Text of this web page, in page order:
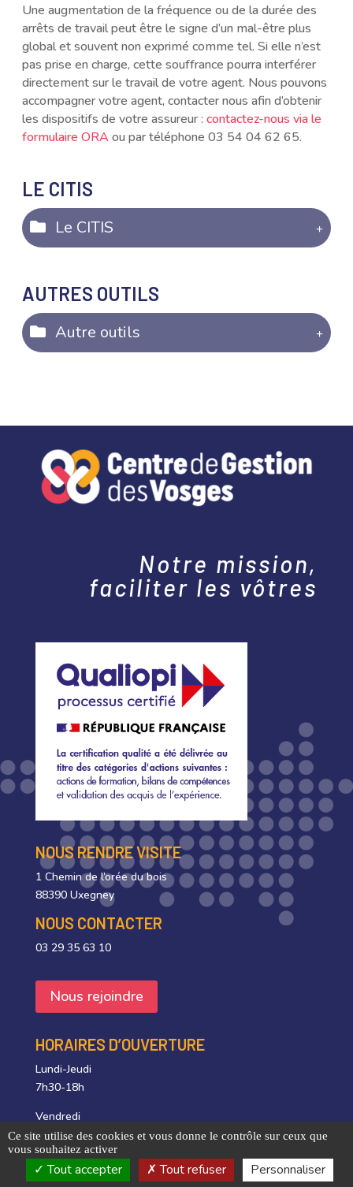
Une augmentation de la fréquence ou de la durée des
arrêts de travail peut être le signe d’un mal-être plus
global et souvent non exprimé comme tel. Si elle n’est
pas prise en charge, cette souffrance pourra interférer
directement sur le travail de votre agent. Nous pouvons
accompagner votre agent, contacter nous afin d’obtenir
les dispositifs de votre assureur :contactez-nous via le
formulaire ORA ou par téléphone 03 54 04 62 65.
LE CITIS
Le CITIS
AUTRES OUTILS
Autre outils
Notre mission,
faciliter les vôtres
NOUS RENDRE VISITE
1 Chemin de l’orée du bois
88390 Uxegney
NOUS CONTACTER
03 29 35 63 10
Nous rejoindre
HORAIRES D’OUVERTURE
Lundi-Jeudi
7h30-18h
Vendredi
7h30-17h
Ce site utilise des cookies et vous donne le contrôle sur ceux que
vous souhaitez activer
Tout accepter Tout refuser Personnaliser